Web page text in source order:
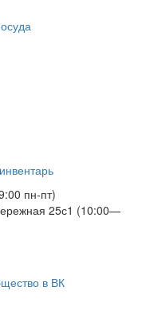
пн-пт)
25с1 (10:00—
в ВК